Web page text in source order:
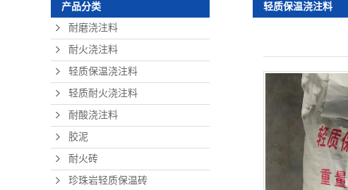
产品分类
耐磨浇注料
耐火浇注料
轻质保温浇注料
轻质耐火浇注料
耐酸浇注料
胶泥
耐火砖
珍珠岩轻质保温砖
轻质保温浇注料